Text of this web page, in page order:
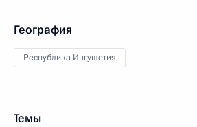
География
Республика Ингушетия
Темы